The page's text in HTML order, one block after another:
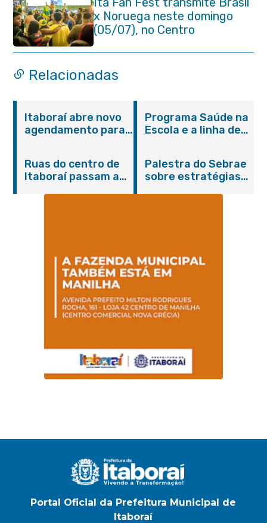
x Noruega neste domingo
(05/07), no Centro
Relacionadas
Itaboraí abre novo
agendamento para
Programa Saúde na
Escola e a linha de
promovem
conscientização
sobre hanseníase
Ruas do centro de
Itaboraí passam a
Palestra do Sebrae
sobre estratégias
Portal Oficial da Prefeitura Municipal de
Itaboraí